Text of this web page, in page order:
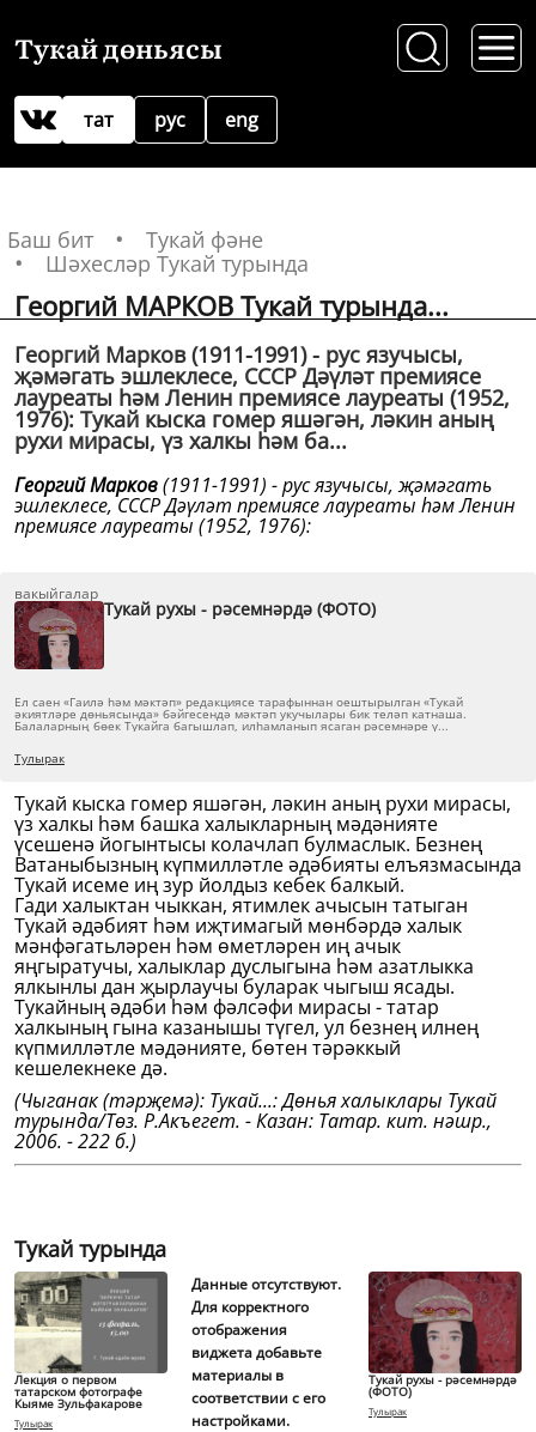
Тукай дөньясы
рус
тат eng
Баш бит
Тукай фәне
Шәхесләр Тукай турында
Георгий МАРКОВ Тукай турында...
Георгий Марков (1911-1991) - рус язучысы,
җәмәгать эшлеклесе, СССР Дәүләт премиясе
лауреаты һәм Ленин премиясе лауреаты (1952,
1976): Тукай кыска гомер яшәгән, ләкин аның
рухи мирасы, үз халкы һәм ба...
Георгий Марков(1911-1991) - рус язучысы, җәмәгать
эшлеклесе, СССР Дәүләт премиясе лауреаты һәм Ленин
премиясе лауреаты (1952, 1976):
вакыйгалар
Тукай рухы - рәсемнәрдә (ФОТО)
Ел саен «Гаилә һәм мәктәп» редакциясе тарафыннан оештырылган «Тукай
әкиятләре дөньясында» бәйгесендә мәктәп укучылары бик теләп катнаша.
Балаларның бөек Тукайга багышлап, илһамланып ясаган рәсемнәре ү...
Тулырак
Тукай кыска гомер яшәгән, ләкин аның рухи мирасы,
үз халкы һәм башка халыкларның мәдәнияте
үсешенә йогынтысы колачлап булмаслык. Безнең
Ватаныбызның күпмилләтле әдәбияты елъязмасында
Тукай исеме иң зур йолдыз кебек балкый.
Гади халыктан чыккан, ятимлек ачысын татыган
Тукай әдәбият һәм иҗтимагый мөнбәрдә халык
мәнфәгатьләрен һәм өметләрен иң ачык
яңгыратучы, халыклар дуслыгына һәм азатлыкка
ялкынлы дан җырлаучы буларак чыгыш ясады.
Тукайның әдәби һәм фәлсәфи мирасы - татар
халкының гына казанышы түгел, ул безнең илнең
күпмилләтле мәдәнияте, бөтен тәрәккый
кешелекнеке дә.
(Чыганак (тәрҗемә): Тукай...: Дөнья халыклары Тукай
турында/Төз. Р.Акъегет. - Казан: Татар. кит. нәшр.,
2006. - 222 б.)
Тукай турында
Лекция о первом
татарском фотографе
Кыяме Зульфакарове
Тулырак
Данные отсутствуют.
Для корректного
отображения
виджета добавьте
материалы в
соответствии с его
настройками.
Тукай рухы - рәсемнәрдә
(ФОТО)
Тулырак